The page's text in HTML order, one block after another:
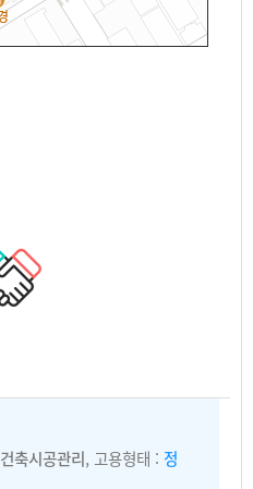
건축시공관리, 고용형태 : 정